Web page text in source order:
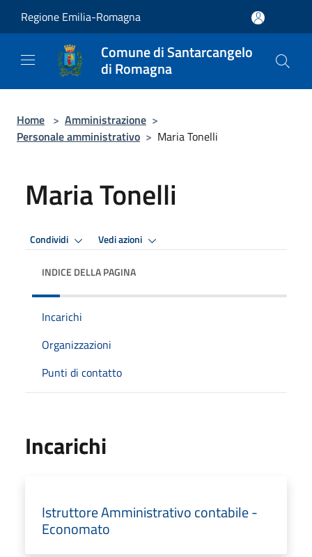
Regione Emilia-Romagna
Comune di Santarcangelo
di Romagna
Home > Amministrazione >
Personale amministrativo > Maria Tonelli
Maria Tonelli
Condividi Vedi azioni
INDICE DELLA PAGINA
Incarichi
Organizzazioni
Punti di contatto
Incarichi
Istruttore Amministrativo contabile -
Economato